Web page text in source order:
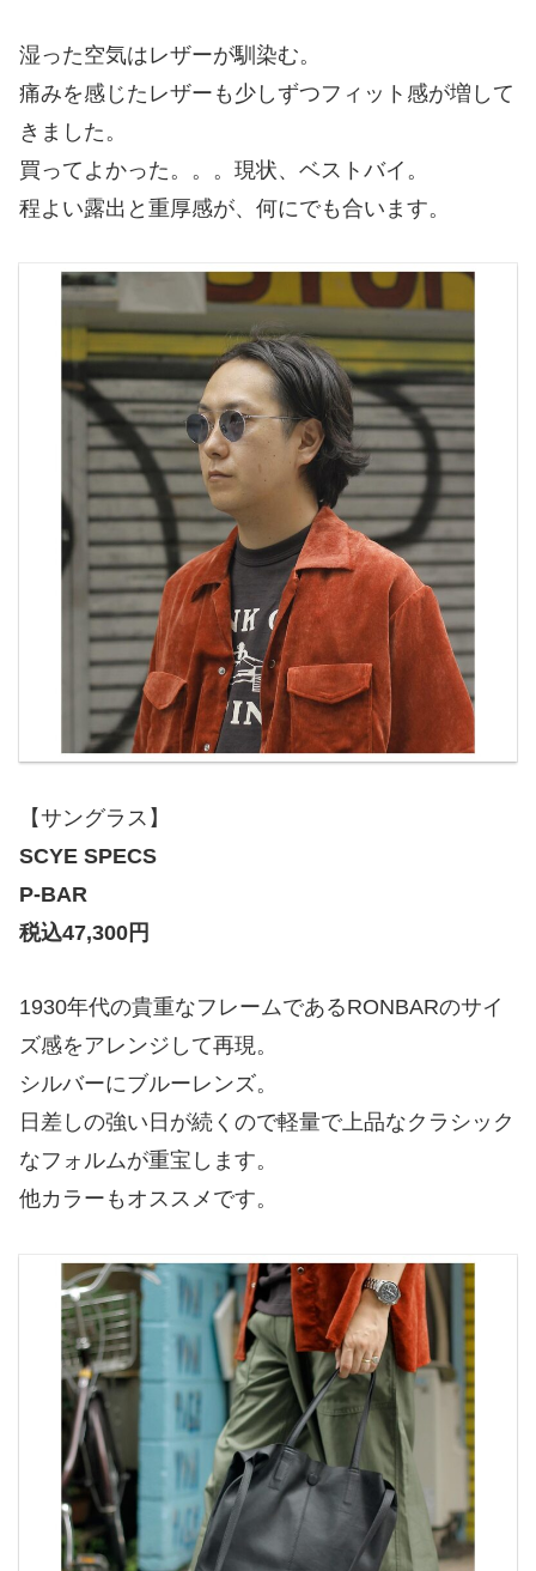
湿った空気はレザーが馴染む。
痛みを感じたレザーも少しずつフィット感が増して
きました。
買ってよかった。。。現状、ベストバイ。
程よい露出と重厚感が、何にでも合います。
【サングラス】
SCYE SPECS
P-BAR
税込47,300円
1930年代の貴重なフレームであるRONBARのサイ
ズ感をアレンジして再現。
シルバーにブルーレンズ。
日差しの強い日が続くので軽量で上品なクラシック
なフォルムが重宝します。
他カラーもオススメです。